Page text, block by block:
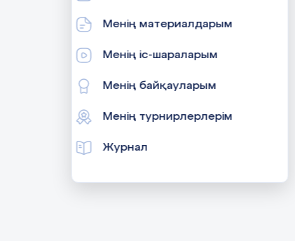
Менің материалдарым
Менің іс-шараларым
Менің байқауларым
Менің турнирлерлерім
Журнал